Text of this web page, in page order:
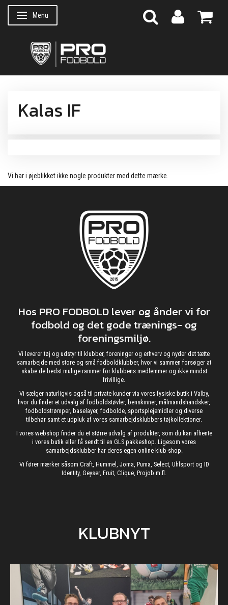
Skifte navigation
Menu
Kalas IF
Vi har i øjeblikket ikke nogle produkter med dette mærke.
Hos PRO FODBOLD lever og ånder vi for
fodbold og det gode trænings- og
foreningsmiljø.
Vi leverer tøj og udstyr til klubber, foreninger og erhverv og nyder det tætte
samarbejde med store og små fodboldklubber, hvor vi sammen forsøger at
skabe de bedst mulige rammer for klubbens medlemmer og ikke mindst
frivillige.
Vi sælger naturligvis også til private kunder via vores fysiske butik i Valby,
hvor du finder et udvalg af fodboldstøvler, benskinner, målmandshandsker,
fodboldstrømper, baselayer, fodbolde, sportsplejemidler og diverse
tilbehør samt et udpluk af vores samarbejdsklubbers tøjkollektioner.
I vores webshop finder du et større udvalg af produkter, som du kan afhente
i vores butik eller få sendt til en GLS pakkeshop. Ligesom vores
samarbejdsklubber har deres egen online klub-shop.
Vi fører mærker såsom Craft, Hummel, Joma, Puma, Select, Uhlsport og ID
Identity, Geyser, Fruit, Clique, Projob m.fl.
KLUBNYT